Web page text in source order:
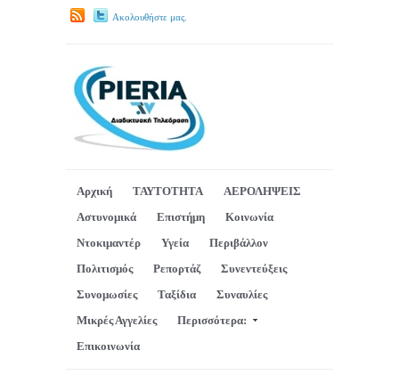
Ακολουθήστε μας.
Αρχική ΤΑΥΤΟΤΗΤΑ
ΑΕΡΟΛΗΨΕΙΣ
Αστυνομικά
Επιστήμη
Κοινωνία
Ντοκιμαντέρ
Υγεία
Περιβάλλον
Πολιτισμός
Ρεπορτάζ
Συνεντεύξεις
Συνομωσίες
Ταξίδια
Συναυλίες
Μικρές Αγγελίες
Περισσότερα:
Επικοινωνία